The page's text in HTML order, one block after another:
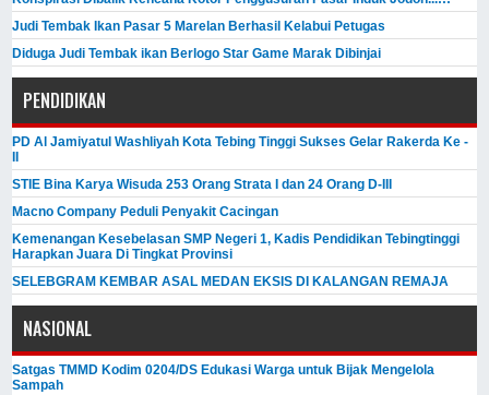
Judi Tembak Ikan Pasar 5 Marelan Berhasil Kelabui Petugas
Diduga Judi Tembak ikan Berlogo Star Game Marak Dibinjai
PENDIDIKAN
PD Al Jamiyatul Washliyah Kota Tebing Tinggi Sukses Gelar Rakerda Ke -
STIE Bina Karya Wisuda 253 Orang Strata I dan 24 Orang D-III
Macno Company Peduli Penyakit Cacingan
Kemenangan Kesebelasan SMP Negeri 1, Kadis Pendidikan Tebingtinggi
Harapkan Juara Di Tingkat Provinsi
SELEBGRAM KEMBAR ASAL MEDAN EKSIS DI KALANGAN REMAJA
NASIONAL
Satgas TMMD Kodim 0204/DS Edukasi Warga untuk Bijak Mengelola
Sampah